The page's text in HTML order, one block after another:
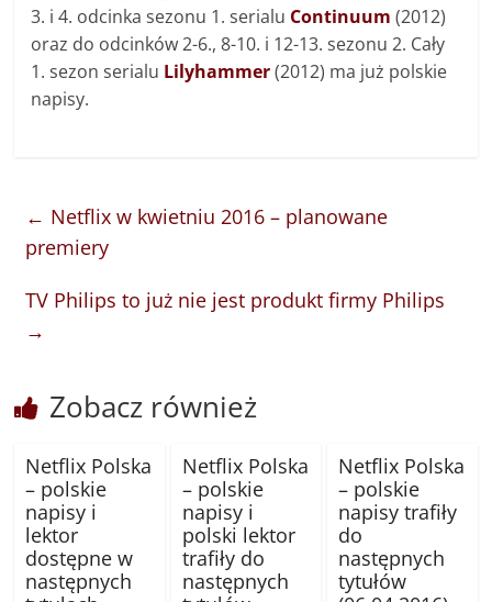
3. i 4. odcinka sezonu 1. serialu Continuum (2012)
oraz do odcinków 2-6., 8-10. i 12-13. sezonu 2. Cały
1. sezon serialu Lilyhammer(2012) ma już polskie
napisy.
← Netflix w kwietniu 2016 – planowane
premiery
TV Philips to już nie jest produkt firmy Philips
→
Zobacz również
Netflix Polska
– polskie
napisy i
lektor
dostępne w
następnych
Netflix Polska
– polskie
napisy i
polski lektor
trafiły do
następnych
Netflix Polska
– polskie
napisy trafiły
do
następnych
tytułów